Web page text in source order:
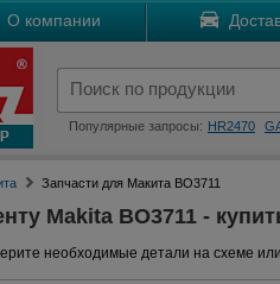
О компании
Популярные запросы: HR2470
Запчасти для Макита BO3711
Makita BO3711 -
необходимые детали на схеме